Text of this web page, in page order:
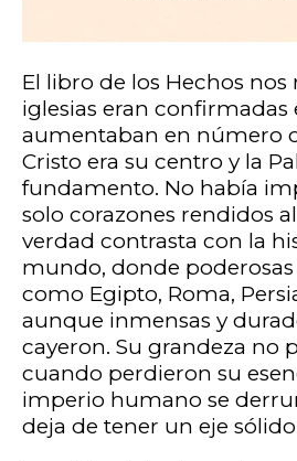
El libro de los Hechos nos
iglesias eran confirmadas
aumentaban en número
Cristo era su centro y la
fundamento. No había
solo corazones rendidos
verdad contrasta con la
mundo, donde
como Egipto, Roma,
aunque inmensas y
cayeron. Su grandeza no
cuando perdieron su
imperio humano se
deja de tener un eje